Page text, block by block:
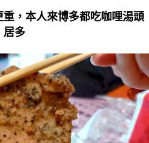
，本人來博多都吃咖哩湯頭
居多